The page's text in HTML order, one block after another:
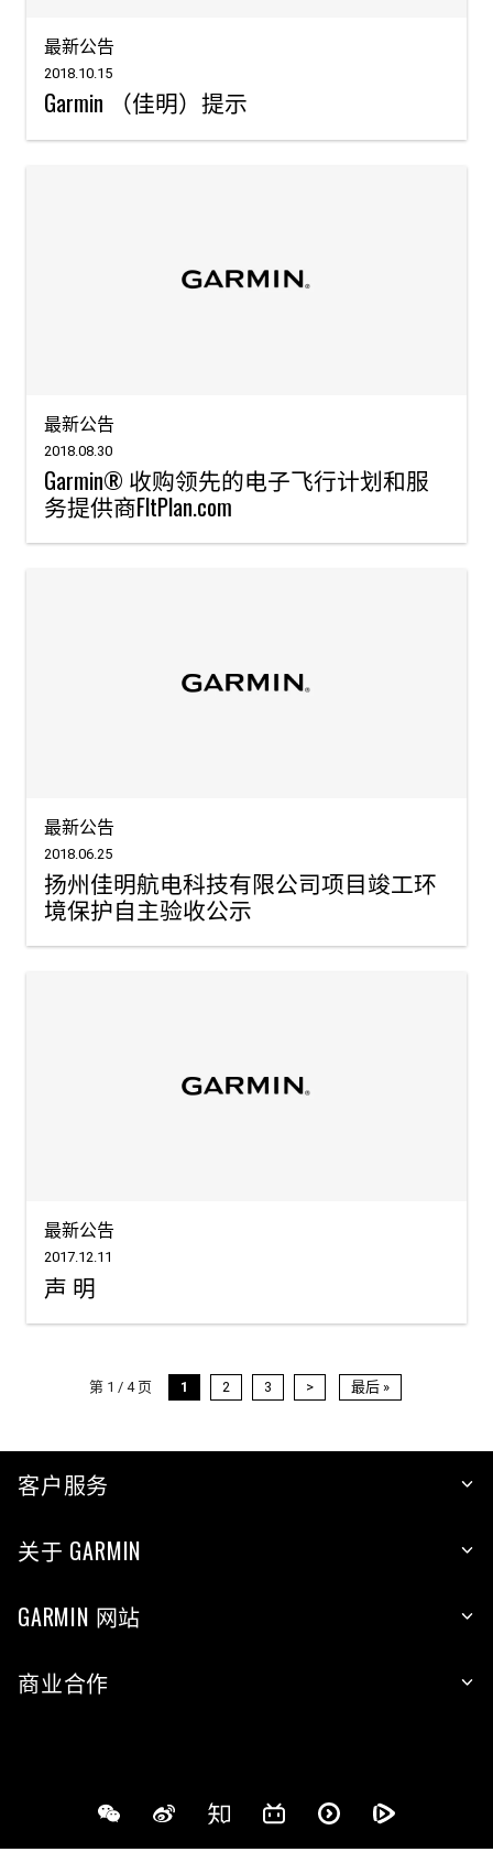
最新公告
2018.10.15
Garmin （佳明）提示
最新公告
2018.08.30
Garmin® 收购领先的电子飞行计划和服
务提供商FltPlan.com
最新公告
2018.06.25
扬州佳明航电科技有限公司项目竣工环
境保护自主验收公示
最新公告
2017.12.11
声 明
第 1 / 4 页 1 2 3 > 最后 »
客户服务
关于 GARMIN
GARMIN 网站
商业合作